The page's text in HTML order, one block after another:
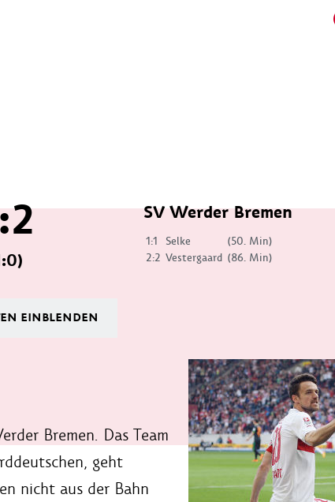
SV Werder Bremen
1:1 Selke
(50. Min)
2:2 Vestergaard (86. Min)
EINBLENDEN
Bremen. Das Team
geht
nicht aus der Bahn